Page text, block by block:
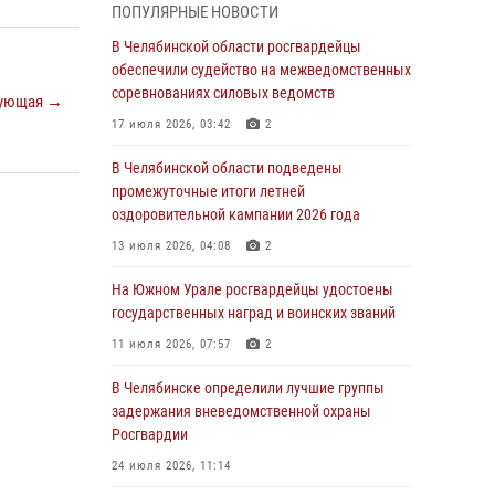
→
грабеже
03 августа 2026, 11:25
Росгвардейцы обеспечили безопасность
празднования Дня ВДВ на Южном Урале
Авиация Росгвардии совершила более 250
санитарных вылетов в Донецкой Народной
Республике
Росгвардия обеспечивает безопасность
граждан на южном направлении
В Уральском округе Росгвардии состоялось
заседание оперативного штаба
30 июля 2026, 10:53
ПОПУЛЯРНЫЕ НОВОСТИ
В Челябинской области росгвардейцы
обеспечили судейство на межведомственных
соревнованиях силовых ведомств
17 июля 2026, 03:42 2
В Челябинской области подведены
промежуточные итоги летней
оздоровительной кампании 2026 года
13 июля 2026, 04:08 2
На Южном Урале росгвардейцы удостоены
государственных наград и воинских званий
11 июля 2026, 07:57 2
В Челябинске определили лучшие группы
задержания вневедомственной охраны
Росгвардии
24 июля 2026, 11:14